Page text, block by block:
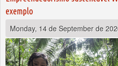
exemplo
Monday, 14 de September de